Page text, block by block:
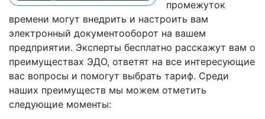
промежуток
времени могут внедрить и настроить вам
электронный документооборот на вашем
предприятии. Эксперты бесплатно расскажут вам о
преимуществах ЭДО, ответят на все интересующие
вас вопросы и помогут выбрать тариф. Среди
наших преимуществ мы можем отметить
следующие моменты: